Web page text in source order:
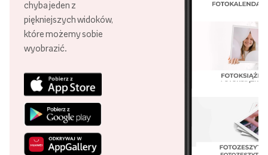
chyba jeden z
piękniejszych widoków,
które możemy sobie
wyobrazić.